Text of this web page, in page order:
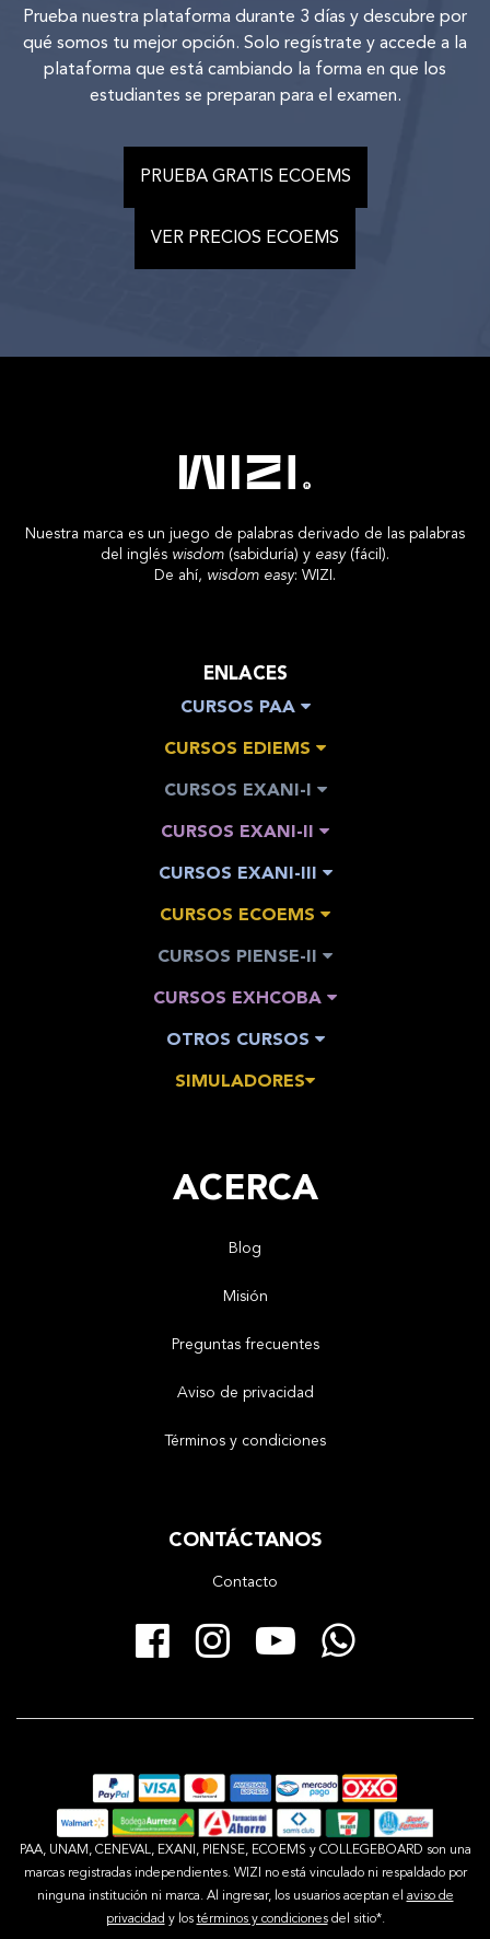
Prueba nuestra plataforma durante 3 días y descubre por
qué somos tu mejor opción. Solo regístrate y accede a la
plataforma que está cambiando la forma en que los
estudiantes se preparan para el examen.
PRUEBA GRATIS ECOEMS
VER PRECIOS ECOEMS
Nuestra marca es un juego de palabras derivado de las palabras
del inglés wisdom (sabiduría) y easy(fácil).
De ahí, wisdom easy: WIZI.
ENLACES
CURSOS PAA
CURSOS EDIEMS
CURSOS EXANI-I
CURSOS EXANI-II
CURSOS EXANI-III
CURSOS ECOEMS
CURSOS PIENSE-II
CURSOS EXHCOBA
OTROS CURSOS
SIMULADORES
ACERCA
Blog
Misión
Preguntas frecuentes
Aviso de privacidad
Términos y condiciones
CONTÁCTANOS
Contacto
Facebook
Instagram
YouTube
PAA, UNAM, CENEVAL, EXANI, PIENSE, ECOEMS y COLLEGEBOARD son una
marcas registradas independientes. WIZI no está vinculado ni respaldado por
ninguna institución ni marca. Al ingresar, los usuarios aceptan el aviso de
privacidad y los términos y condicionesdel sitio*.